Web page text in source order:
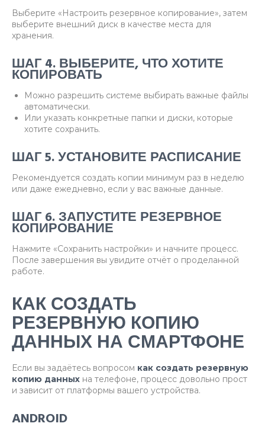
Выберите «Настроить резервное копирование», затем
выберите внешний диск в качестве места для
хранения.
ШАГ 4. ВЫБЕРИТЕ, ЧТО ХОТИТЕ
КОПИРОВАТЬ
Можно разрешить системе выбирать важные файлы
автоматически.
Или указать конкретные папки и диски, которые
хотите сохранить.
ШАГ 5. УСТАНОВИТЕ РАСПИСАНИЕ
Рекомендуется создать копии минимум раз в неделю
или даже ежедневно, если у вас важные данные.
ШАГ 6. ЗАПУСТИТЕ РЕЗЕРВНОЕ
КОПИРОВАНИЕ
Нажмите «Сохранить настройки» и начните процесс.
После завершения вы увидите отчёт о проделанной
работе.
КАК СОЗДАТЬ
РЕЗЕРВНУЮ КОПИЮ
ДАННЫХ НА СМАРТФОНЕ
Если вы задаётесь вопросом как создать резервную
копию данных на телефоне, процесс довольно прост
и зависит от платформы вашего устройства.
ANDROID